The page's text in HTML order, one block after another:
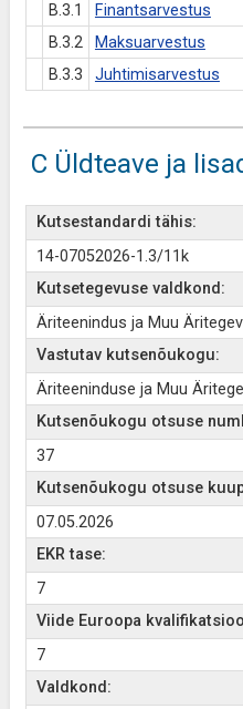
B.3.1
Finantsarvestus
B.3.2
Maksuarvestus
B.3.3
Juhtimisarvestus
C Üldteave ja
Kutsestandardi tähis:
14-07052026-1.3/11k
Kutsetegevuse valdkond:
Äriteenindus ja Muu
Vastutav kutsenõukogu:
Äriteeninduse ja Muu
Kutsenõukogu otsuse
37
Kutsenõukogu otsuse
07.05.2026
EKR tase:
7
Viide Euroopa
7
Valdkond: